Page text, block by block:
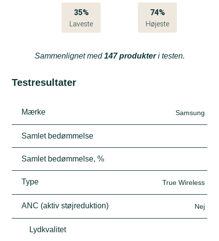
35%
Laveste
74%
Højeste
Sammenlignet med147 produkteri testen.
Testresultater
Mærke Samsung
Samlet bedømmelse
Samlet bedømmelse, %
Type True Wireless
ANC (aktiv støjreduktion) Nej
Lydkvalitet